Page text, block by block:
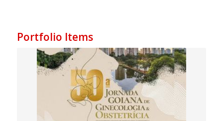
Portfolio Items